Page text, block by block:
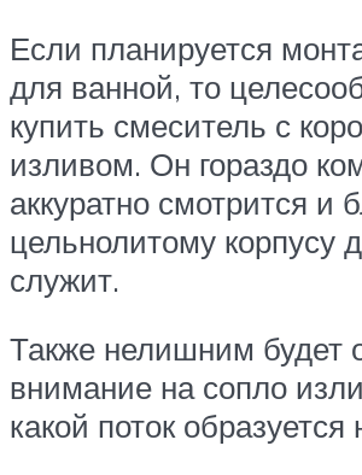
Если планируется
для ванной, то
купить смеситель с
изливом. Он гораздо
аккуратно смотрится и
цельнолитому корпусу
служит.
Также нелишним будет
внимание на сопло
какой поток